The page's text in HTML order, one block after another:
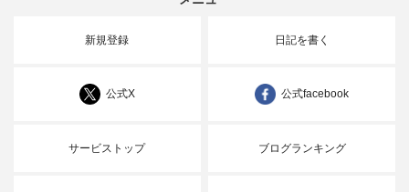
新規登録 日記を書く
公式X 公式facebook
サービストップ ブログランキング